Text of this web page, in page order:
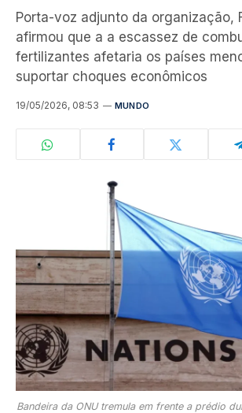
Porta-voz adjunto da organização,
afirmou que a a escassez de
fertilizantes afetaria os países
suportar choques econômicos
19/05/2026, 08:53 MUNDO
Bandeira da ONU tremula em frente a prédio